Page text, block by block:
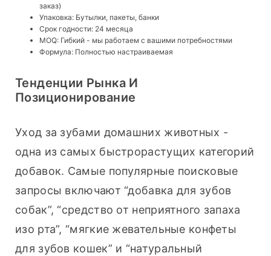
заказ)
Упаковка: Бутылки, пакеты, банки
Срок годности: 24 месяца
MOQ: Гибкий - мы работаем с вашими потребностями
Формула: Полностью настраиваемая
Тенденции Рынка И
Позиционирование
Уход за зубами домашних животных -
одна из самых быстрорастущих категорий
добавок. Самые популярные поисковые
запросы включают “добавка для зубов
собак”, “средство от неприятного запаха
изо рта”, “мягкие жевательные конфеты
для зубов кошек” и “натуральный